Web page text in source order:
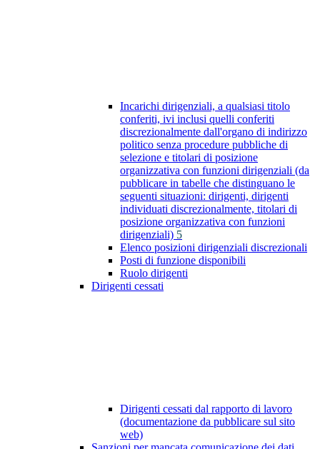
Incarichi dirigenziali, a qualsiasi titolo
conferiti, ivi inclusi quelli conferiti
discrezionalmente dall'organo di indirizzo
politico senza procedure pubbliche di
selezione e titolari di posizione
organizzativa con funzioni dirigenziali (da
pubblicare in tabelle che distinguano le
seguenti situazioni: dirigenti, dirigenti
individuati discrezionalmente, titolari di
posizione organizzativa con funzioni
dirigenziali) 5
Elenco posizioni dirigenziali discrezionali
Posti di funzione disponibili
Ruolo dirigenti
Dirigenti cessati
Dirigenti cessati dal rapporto di lavoro
(documentazione da pubblicare sul sito
web)